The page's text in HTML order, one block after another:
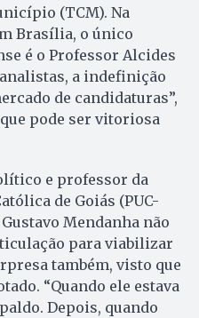
(TCM). Na
Brasília, o único
é o Professor Alcides
a indefinição
de candidaturas”,
pode ser vitoriosa
e professor da
de Goiás (PUC-
Gustavo Mendanha não
para viabilizar
também, visto que
“Quando ele estava
Depois, quando